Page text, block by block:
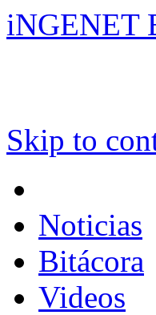
iNGENET
Skip to
Noticias
Bitácora
Videos